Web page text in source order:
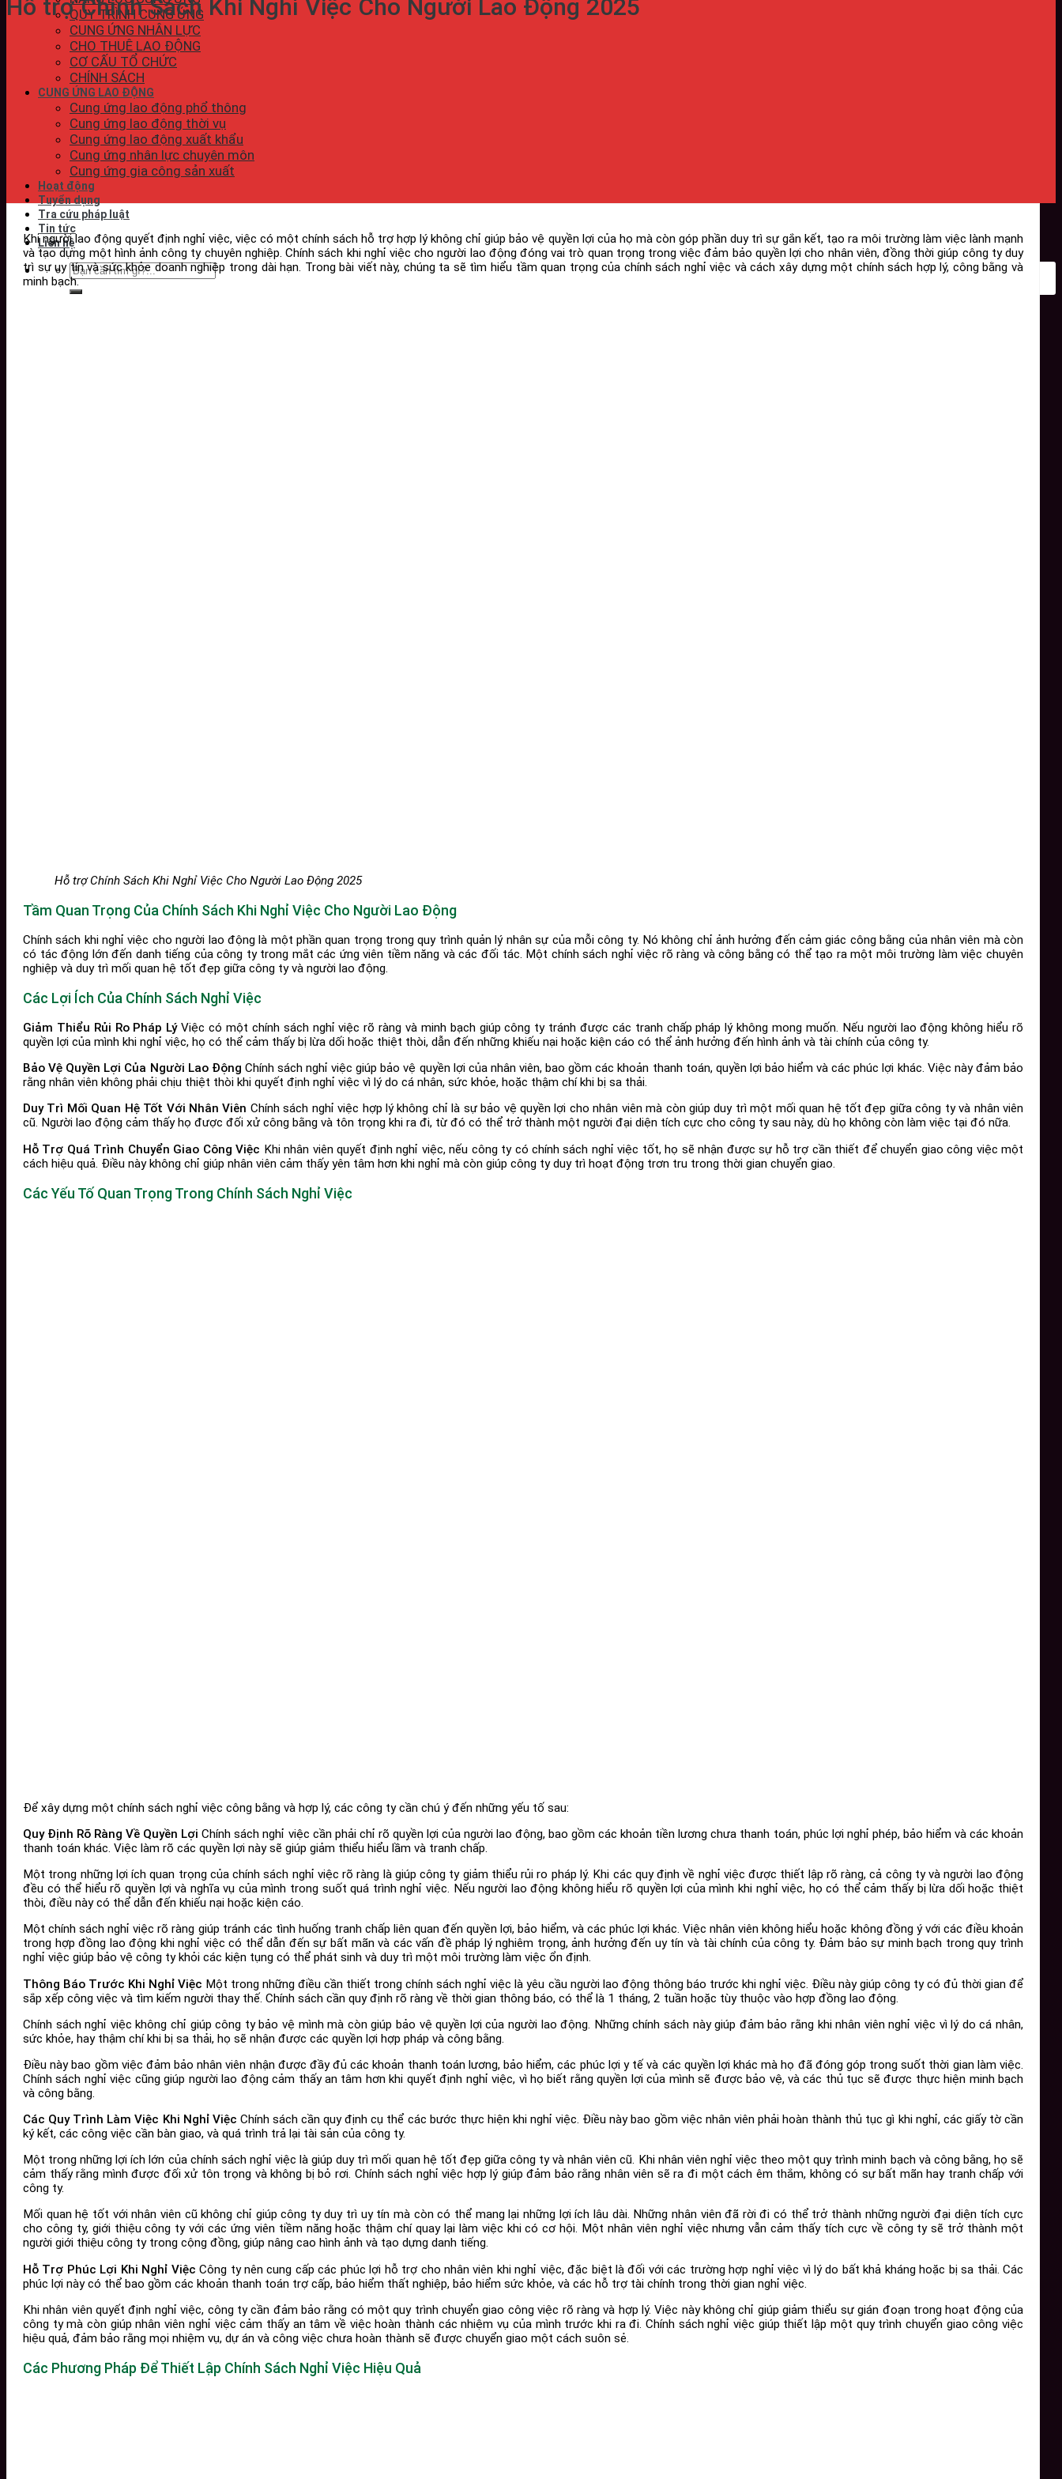
QUY TRÌNH CUNG ỨNG
CUNG ỨNG NHÂN LỰC
CHO THUÊ LAO ĐỘNG
CƠ CẤU TỔ CHỨC
CHÍNH SÁCH
CUNG ỨNG LAO ĐỘNG
Cung ứng lao động phổ thông
Cung ứng lao động thời vụ
Cung ứng lao động xuất khẩu
Cung ứng nhân lực chuyên môn
Cung ứng gia công sản xuất
Hoạt động
Tuyển dụng
Tra cứu pháp luật
Tin tức
Liên hệ
Hỗ trợ Chính Sách Khi Nghỉ Việc Cho Người Lao Động 2025
Khi người lao động quyết định nghỉ việc, việc có một chính sách hỗ trợ hợp lý không chỉ giúp bảo vệ quyền lợi của họ mà còn góp phần duy trì sự gắn kết, tạo ra môi trường làm việc lành mạnh
và tạo dựng một hình ảnh công ty chuyên nghiệp. Chính sách khi nghỉ việc cho người lao động đóng vai trò quan trọng trong việc đảm bảo quyền lợi cho nhân viên, đồng thời giúp công ty duy
trì sự uy tín và sức khỏe doanh nghiệp trong dài hạn. Trong bài viết này, chúng ta sẽ tìm hiểu tầm quan trọng của chính sách nghỉ việc và cách xây dựng một chính sách hợp lý, công bằng và
minh bạch.
Hỗ trợ Chính Sách Khi Nghỉ Việc Cho Người Lao Động 2025
Tầm Quan Trọng Của Chính Sách Khi Nghỉ Việc Cho Người Lao Động
Chính sách khi nghỉ việc cho người lao động là một phần quan trọng trong quy trình quản lý nhân sự của mỗi công ty. Nó không chỉ ảnh hưởng đến cảm giác công bằng của nhân viên mà còn
có tác động lớn đến danh tiếng của công ty trong mắt các ứng viên tiềm năng và các đối tác. Một chính sách nghỉ việc rõ ràng và công bằng có thể tạo ra một môi trường làm việc chuyên
nghiệp và duy trì mối quan hệ tốt đẹp giữa công ty và người lao động.
Các Lợi Ích Của Chính Sách Nghỉ Việc
Giảm Thiểu Rủi Ro Pháp LýViệc có một chính sách nghỉ việc rõ ràng và minh bạch giúp công ty tránh được các tranh chấp pháp lý không mong muốn. Nếu người lao động không hiểu rõ
quyền lợi của mình khi nghỉ việc, họ có thể cảm thấy bị lừa dối hoặc thiệt thòi, dẫn đến những khiếu nại hoặc kiện cáo có thể ảnh hưởng đến hình ảnh và tài chính của công ty.
Bảo Vệ Quyền Lợi Của Người Lao Động Chính sách nghỉ việc giúp bảo vệ quyền lợi của nhân viên, bao gồm các khoản thanh toán, quyền lợi bảo hiểm và các phúc lợi khác. Việc này đảm bảo
rằng nhân viên không phải chịu thiệt thòi khi quyết định nghỉ việc vì lý do cá nhân, sức khỏe, hoặc thậm chí khi bị sa thải.
Duy Trì Mối Quan Hệ Tốt Với Nhân Viên Chính sách nghỉ việc hợp lý không chỉ là sự bảo vệ quyền lợi cho nhân viên mà còn giúp duy trì một mối quan hệ tốt đẹp giữa công ty và nhân viên
cũ. Người lao động cảm thấy họ được đối xử công bằng và tôn trọng khi ra đi, từ đó có thể trở thành một người đại diện tích cực cho công ty sau này, dù họ không còn làm việc tại đó nữa.
Hỗ Trợ Quá Trình Chuyển Giao Công Việc Khi nhân viên quyết định nghỉ việc, nếu công ty có chính sách nghỉ việc tốt, họ sẽ nhận được sự hỗ trợ cần thiết để chuyển giao công việc một
cách hiệu quả. Điều này không chỉ giúp nhân viên cảm thấy yên tâm hơn khi nghỉ mà còn giúp công ty duy trì hoạt động trơn tru trong thời gian chuyển giao.
Các Yếu Tố Quan Trọng Trong Chính Sách Nghỉ Việc
Để xây dựng một chính sách nghỉ việc công bằng và hợp lý, các công ty cần chú ý đến những yếu tố sau:
Quy Định Rõ Ràng Về Quyền Lợi Chính sách nghỉ việc cần phải chỉ rõ quyền lợi của người lao động, bao gồm các khoản tiền lương chưa thanh toán, phúc lợi nghỉ phép, bảo hiểm và các khoản
thanh toán khác. Việc làm rõ các quyền lợi này sẽ giúp giảm thiểu hiểu lầm và tranh chấp.
Một trong những lợi ích quan trọng của chính sách nghỉ việc rõ ràng là giúp công ty giảm thiểu rủi ro pháp lý. Khi các quy định về nghỉ việc được thiết lập rõ ràng, cả công ty và người lao động
đều có thể hiểu rõ quyền lợi và nghĩa vụ của mình trong suốt quá trình nghỉ việc. Nếu người lao động không hiểu rõ quyền lợi của mình khi nghỉ việc, họ có thể cảm thấy bị lừa dối hoặc thiệt
thòi, điều này có thể dẫn đến khiếu nại hoặc kiện cáo.
Một chính sách nghỉ việc rõ ràng giúp tránh các tình huống tranh chấp liên quan đến quyền lợi, bảo hiểm, và các phúc lợi khác. Việc nhân viên không hiểu hoặc không đồng ý với các điều khoản
trong hợp đồng lao động khi nghỉ việc có thể dẫn đến sự bất mãn và các vấn đề pháp lý nghiêm trọng, ảnh hưởng đến uy tín và tài chính của công ty. Đảm bảo sự minh bạch trong quy trình
nghỉ việc giúp bảo vệ công ty khỏi các kiện tụng có thể phát sinh và duy trì một môi trường làm việc ổn định.
Thông Báo Trước Khi Nghỉ Việc Một trong những điều cần thiết trong chính sách nghỉ việc là yêu cầu người lao động thông báo trước khi nghỉ việc. Điều này giúp công ty có đủ thời gian để
sắp xếp công việc và tìm kiếm người thay thế. Chính sách cần quy định rõ ràng về thời gian thông báo, có thể là 1 tháng, 2 tuần hoặc tùy thuộc vào hợp đồng lao động.
Chính sách nghỉ việc không chỉ giúp công ty bảo vệ mình mà còn giúp bảo vệ quyền lợi của người lao động. Những chính sách này giúp đảm bảo rằng khi nhân viên nghỉ việc vì lý do cá nhân,
sức khỏe, hay thậm chí khi bị sa thải, họ sẽ nhận được các quyền lợi hợp pháp và công bằng.
Điều này bao gồm việc đảm bảo nhân viên nhận được đầy đủ các khoản thanh toán lương, bảo hiểm, các phúc lợi y tế và các quyền lợi khác mà họ đã đóng góp trong suốt thời gian làm việc.
Chính sách nghỉ việc cũng giúp người lao động cảm thấy an tâm hơn khi quyết định nghỉ việc, vì họ biết rằng quyền lợi của mình sẽ được bảo vệ, và các thủ tục sẽ được thực hiện minh bạch
và công bằng.
Các Quy Trình Làm Việc Khi Nghỉ Việc Chính sách cần quy định cụ thể các bước thực hiện khi nghỉ việc. Điều này bao gồm việc nhân viên phải hoàn thành thủ tục gì khi nghỉ, các giấy tờ cần
ký kết, các công việc cần bàn giao, và quá trình trả lại tài sản của công ty.
Một trong những lợi ích lớn của chính sách nghỉ việc là giúp duy trì mối quan hệ tốt đẹp giữa công ty và nhân viên cũ. Khi nhân viên nghỉ việc theo một quy trình minh bạch và công bằng, họ sẽ
cảm thấy rằng mình được đối xử tôn trọng và không bị bỏ rơi. Chính sách nghỉ việc hợp lý giúp đảm bảo rằng nhân viên sẽ ra đi một cách êm thắm, không có sự bất mãn hay tranh chấp với
công ty.
Mối quan hệ tốt với nhân viên cũ không chỉ giúp công ty duy trì uy tín mà còn có thể mang lại những lợi ích lâu dài. Những nhân viên đã rời đi có thể trở thành những người đại diện tích cực
cho công ty, giới thiệu công ty với các ứng viên tiềm năng hoặc thậm chí quay lại làm việc khi có cơ hội. Một nhân viên nghỉ việc nhưng vẫn cảm thấy tích cực về công ty sẽ trở thành một
người giới thiệu công ty trong cộng đồng, giúp nâng cao hình ảnh và tạo dựng danh tiếng.
Hỗ Trợ Phúc Lợi Khi Nghỉ Việc Công ty nên cung cấp các phúc lợi hỗ trợ cho nhân viên khi nghỉ việc, đặc biệt là đối với các trường hợp nghỉ việc vì lý do bất khả kháng hoặc bị sa thải. Các
phúc lợi này có thể bao gồm các khoản thanh toán trợ cấp, bảo hiểm thất nghiệp, bảo hiểm sức khỏe, và các hỗ trợ tài chính trong thời gian nghỉ việc.
Khi nhân viên quyết định nghỉ việc, công ty cần đảm bảo rằng có một quy trình chuyển giao công việc rõ ràng và hợp lý. Việc này không chỉ giúp giảm thiểu sự gián đoạn trong hoạt động của
công ty mà còn giúp nhân viên nghỉ việc cảm thấy an tâm về việc hoàn thành các nhiệm vụ của mình trước khi ra đi. Chính sách nghỉ việc giúp thiết lập một quy trình chuyển giao công việc
hiệu quả, đảm bảo rằng mọi nhiệm vụ, dự án và công việc chưa hoàn thành sẽ được chuyển giao một cách suôn sẻ.
Các Phương Pháp Để Thiết Lập Chính Sách Nghỉ Việc Hiệu Quả